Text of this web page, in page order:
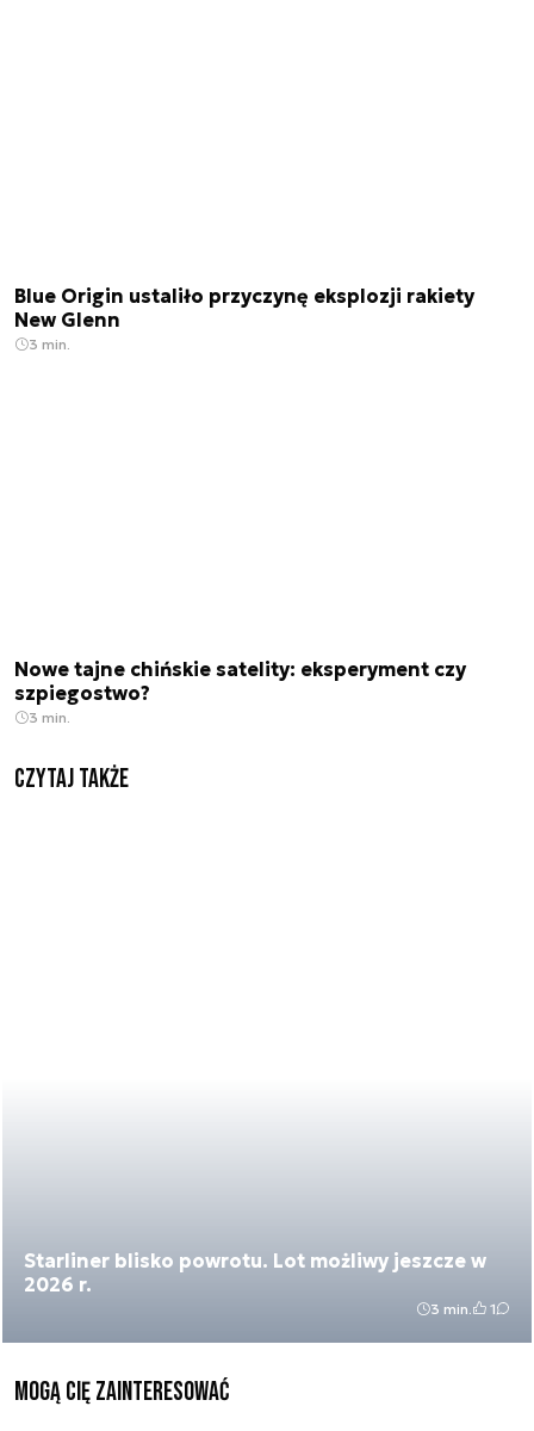
Blue Origin ustaliło przyczynę eksplozji rakiety
New Glenn
3 min.
Nowe tajne chińskie satelity: eksperyment czy
szpiegostwo?
3 min.
Czytaj także
Starliner blisko powrotu. Lot możliwy jeszcze w
2026 r.
3 min. 1
Mogą Cię zainteresować